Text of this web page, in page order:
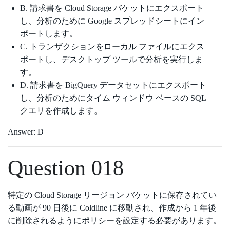
B. 請求書を Cloud Storage バケットにエクスポート
し、分析のために Google スプレッドシートにイン
ポートします。
C. トランザクションをローカル ファイルにエクス
ポートし、デスクトップ ツールで分析を実行しま
す。
D. 請求書を BigQuery データセットにエクスポート
し、分析のためにタイム ウィンドウ ベースの SQL
クエリを作成します。
Answer: D
Question 018
特定の Cloud Storage リージョン バケットに保存されてい
る動画が 90 日後に Coldline に移動され、作成から 1 年後
に削除されるようにポリシーを設定する必要があります。